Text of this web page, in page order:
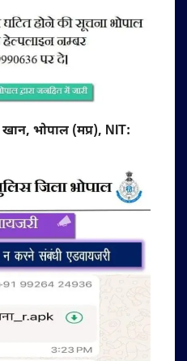
भोपाल (मप्र), NIT: